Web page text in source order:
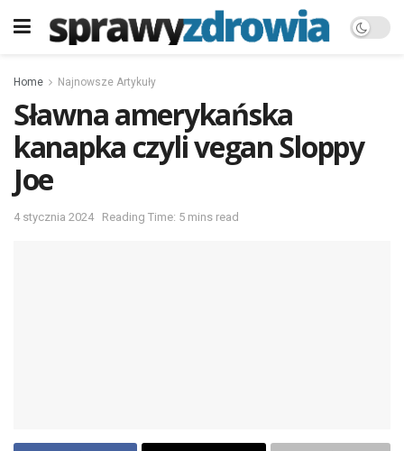
Home Najnowsze Artykuły
Sławna amerykańska
kanapka czyli vegan Sloppy
Joe
4 stycznia 2024 Reading Time: 5 mins read